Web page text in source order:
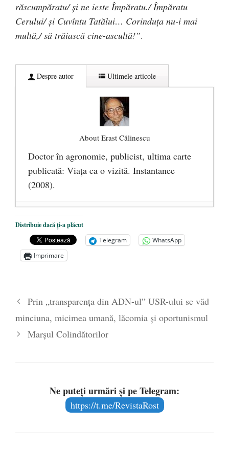
răscumpăratu/ şi ne ieste Împăratu./ Împăratu
Cerului/ şi Cuvîntu Tatălui… Corinduţa nu-i mai
multă,/ să trăiască cine-ascultă!”.
Despre autor Ultimele articole
About Erast Călinescu
Doctor în agronomie, publicist, ultima carte
publicată: Viaţa ca o vizită. Instantanee
(2008).
Vremea colindelor
Sfîntă Lumină Pascală - 16 aprilie 2012
Distribuie dacă ți-a plăcut
Telegram
WhatsApp
Imprimare
Prin „transparenţa din ADN-ul” USR-ului se văd
minciuna, micimea umană, lăcomia şi oportunismul
Marșul Colindătorilor
Ne puteți urmări și pe Telegram:
https://t.me/RevistaRost